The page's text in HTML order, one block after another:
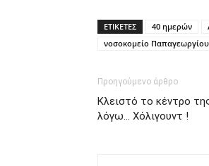
ΕΤΙΚΕΤΕΣ 40 ημερών
νοσοκομείο Παπαγεωργίου
Προηγούμενο άρθρο
Κλειστό το κέντρο
λόγω… Χόλιγουντ !